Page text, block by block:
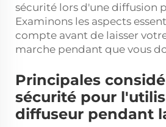
sécurité lors d'une diffusion
Examinons les aspects
compte avant de laisser
marche pendant que vous
Principales
sécurité pour
diffuseur pendant